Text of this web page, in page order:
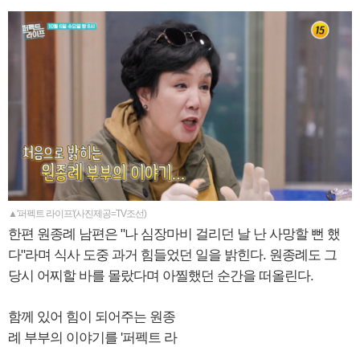
▲'퍼펙트 라이프'(사진제공=TV조선)
한편 원종례 남편은 "나 심장마비 걸리던 날 난 사망할 뻔 했
다"라며 식사 도중 과거 힘들었던 일을 밝힌다. 원종례도 그
당시 어찌할 바를 몰랐다며 아찔했던 순간을 떠올린다.
함께 있어 힘이 되어주는 원종
례 부부의 이야기를 '퍼펙트 라